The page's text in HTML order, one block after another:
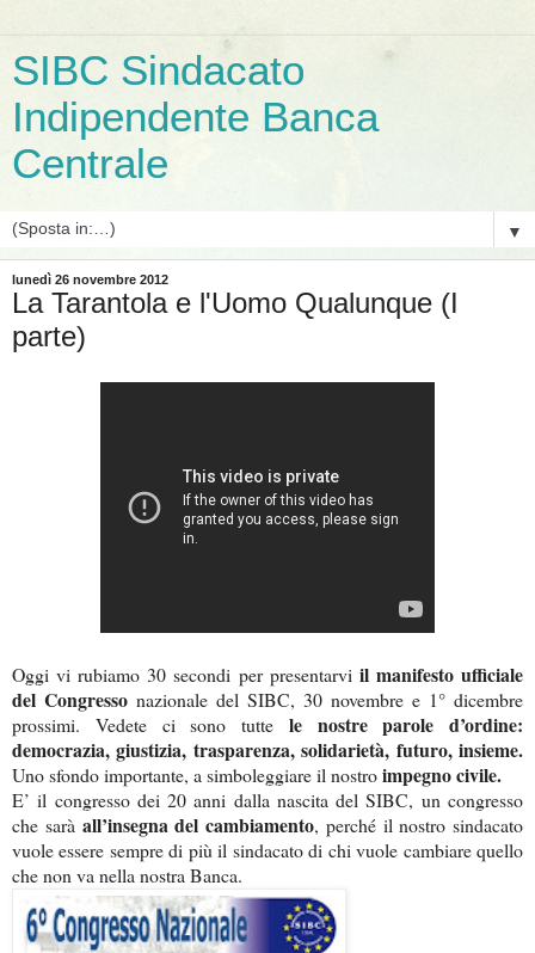
SIBC Sindacato
Indipendente Banca
Centrale
▼
lunedì 26 novembre 2012
La Tarantola e l'Uomo Qualunque (I
parte)
Oggi vi rubiamo 30 secondi per presentarvi il manifesto ufficiale
del Congresso nazionale del SIBC, 30 novembre e 1° dicembre
prossimi. Vedete ci sono tutte le nostre parole d’ordine:
democrazia, giustizia, trasparenza, solidarietà, futuro, insieme.
Uno sfondo importante, a simboleggiare il nostroimpegno civile.
E’ il congresso dei 20 anni dalla nascita del SIBC, un congresso
che sarà all’insegna del cambiamento, perché il nostro sindacato
vuole essere sempre di più il sindacato di chi vuole cambiare quello
che non va nella nostra Banca.